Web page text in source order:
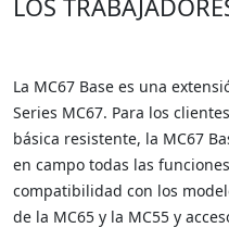
LOS
La MC67 Base es una
Series MC67. Para los
básica resistente, la MC67
en campo todas las
compatibilidad con los
de la MC65 y la MC55 y